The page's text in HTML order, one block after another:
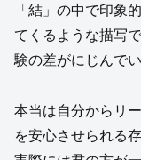
「結」の中で印象
てくるような描写
験の差がにじんでい
本当は自分からリ
を安心させられる